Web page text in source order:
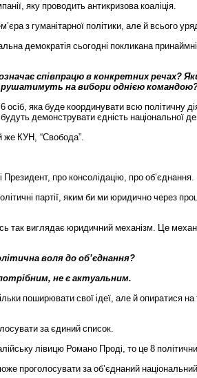
, яку проводить антикризова коаліція.
’єра з гуманітарної політики, але й всього
демократія сьогодні покликана принаймні
співпрацю в конкретних речах?
рушатимуть на вибори однією командою
6 осіб, яка буде координувати всю політичну
будуть демонструвати єдність національної
же КУН, “Свобода”.
і Президент, про консолідацію, про об’єднання.
партії, яким би ми юридично через
так виглядає юридичний механізм. Це
воля до об’єднання?
, не є актуальним.
поширювати свої ідеї, але й опиратися на
за єдиний список.
лівицю Романо Проді, то це 8
проголосувати за об’єднаний національний